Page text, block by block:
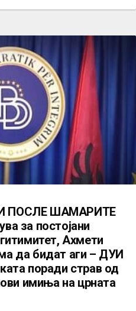
ПОСЛЕ ШАМАРИТЕ
за постојани
Ахмети
да бидат аги – ДУИ
поради страв од
имиња на црната